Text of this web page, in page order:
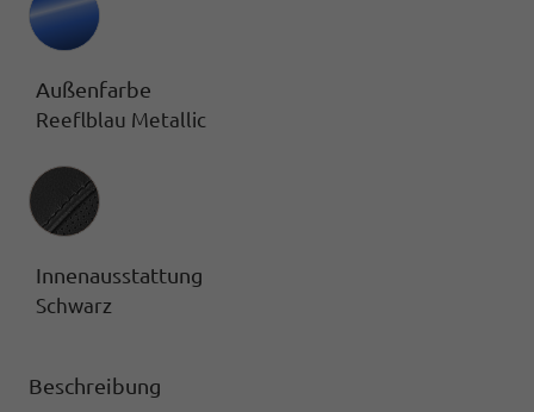
Außenfarbe
Reeflblau Metallic
Innenausstattung
Innenausstattung
Schwarz
Beschreibung